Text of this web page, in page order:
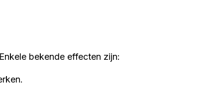
bekende effecten zijn: